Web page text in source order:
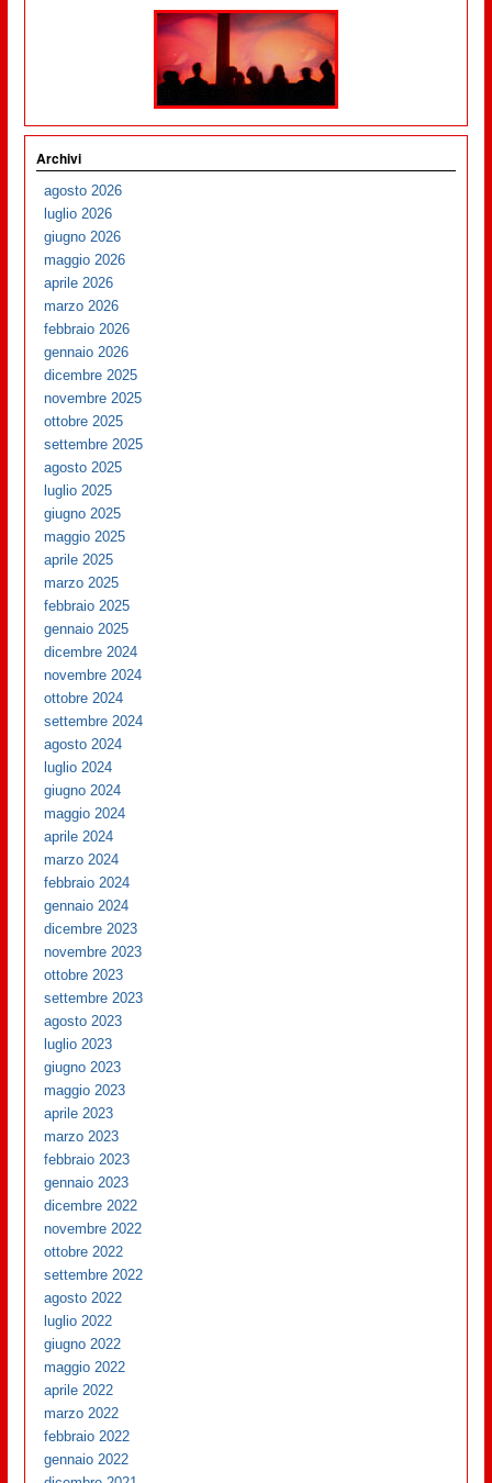
Archivi
agosto 2026
luglio 2026
giugno 2026
maggio 2026
aprile 2026
marzo 2026
febbraio 2026
gennaio 2026
dicembre 2025
novembre 2025
ottobre 2025
settembre 2025
agosto 2025
luglio 2025
giugno 2025
maggio 2025
aprile 2025
marzo 2025
febbraio 2025
gennaio 2025
dicembre 2024
novembre 2024
ottobre 2024
settembre 2024
agosto 2024
luglio 2024
giugno 2024
maggio 2024
aprile 2024
marzo 2024
febbraio 2024
gennaio 2024
dicembre 2023
novembre 2023
ottobre 2023
settembre 2023
agosto 2023
luglio 2023
giugno 2023
maggio 2023
aprile 2023
marzo 2023
febbraio 2023
gennaio 2023
dicembre 2022
novembre 2022
ottobre 2022
settembre 2022
agosto 2022
luglio 2022
giugno 2022
maggio 2022
aprile 2022
marzo 2022
febbraio 2022
gennaio 2022